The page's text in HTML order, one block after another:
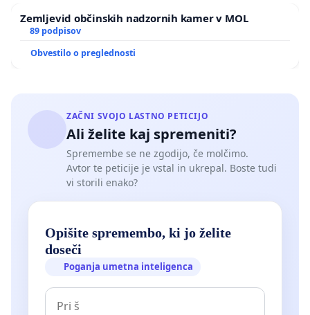
Temeljni pogoj dobrega življenja je sistematično
prebivalk in prebivalcev ter odprt in pregleden pristop k
Hvala za vašo podporo!
Pomagala nam bo izboljšati kakovost življenja v
občini Logatec.
https://www.facebook.com/
Spletna stranhttps://logatec2030.si/
-----
Zemljevid občinskih nadzornih kamer v MOL
89 podpisov
Obvestilo o preglednosti
ZAČNI SVOJO LASTNO PETICIJO
Ali želite kaj spremeniti?
Spremembe se ne zgodijo, če molčimo.
Avtor te peticije je vstal in ukrepal. Boste tudi
vi storili enako?
Opišite spremembo, ki jo želite
doseči
Poganja umetna inteligenca